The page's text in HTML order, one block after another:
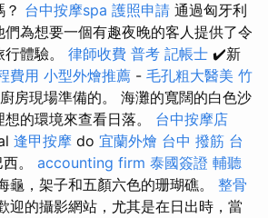
台中按摩spa 護照申請 通過匈牙利
為想要一個有趣夜晚的客人提供了令
體驗。 律師收費 普考 記帳士 ✔️新
費用 小型外燴推薦 - 毛孔粗大醫美 竹
房現場準備的。 海灘的寬闊的白色沙
的環境來查看日落。 台中按摩店
逢甲按摩 do 宜蘭外燴 台中 撥筋 台
。 accounting firm 泰國簽證 輔聽
龜，架子和五顏六色的珊瑚礁。 整骨
迎的攝影網站，尤其是在日出時，當